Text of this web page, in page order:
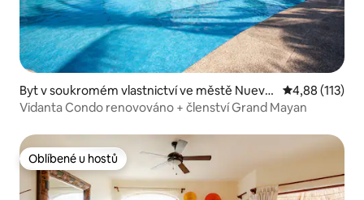
Byt v soukromém vlastnictví ve městě Nuevo
Vallarta
Průměrné
4,88 (113)
Vidanta Condo renovováno + členství Grand Mayan
Oblíbené u hostů
Oblíbené u hostů